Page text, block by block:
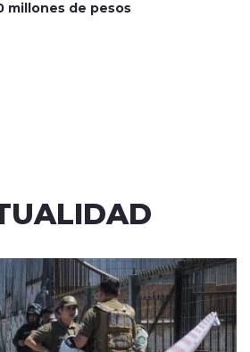
millones de pesos